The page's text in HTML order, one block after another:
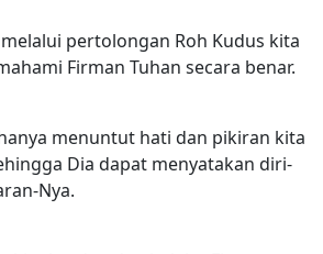
pertolongan Roh Kudus kita
Firman Tuhan secara benar.
menuntut hati dan pikiran kita
Dia dapat menyatakan diri-
Nya.